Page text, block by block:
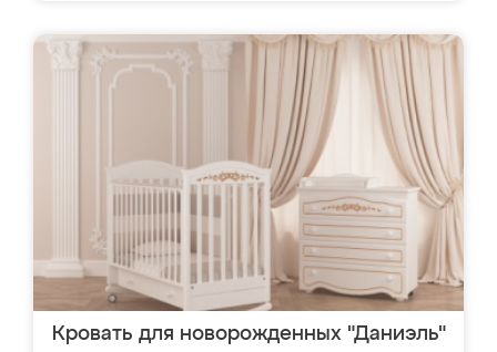
Кровать для новорожденных "Даниэль"